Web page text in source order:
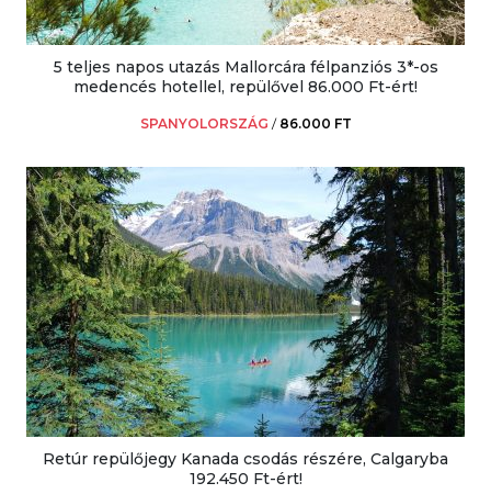
5 teljes napos utazás Mallorcára félpanziós 3*-os
medencés hotellel, repülővel 86.000 Ft-ért!
SPANYOLORSZÁG / 86.000 FT
Retúr repülőjegy Kanada csodás részére, Calgaryba
192.450 Ft-ért!